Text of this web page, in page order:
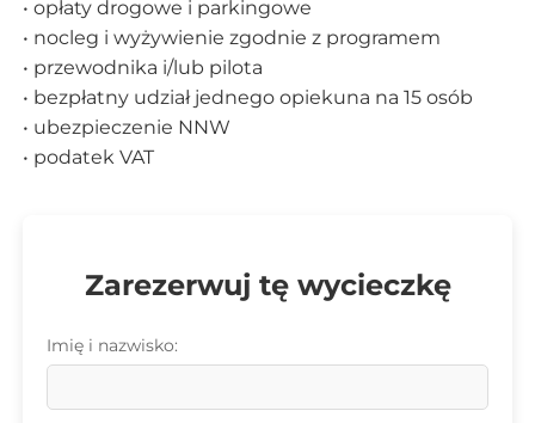
• opłaty drogowe i parkingowe
• nocleg i wyżywienie zgodnie z programem
• przewodnika i/lub pilota
• bezpłatny udział jednego opiekuna na 15 osób
• ubezpieczenie NNW
• podatek VAT
Zarezerwuj tę wycieczkę
Imię i nazwisko: